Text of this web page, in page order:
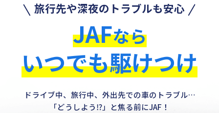
旅行先や深夜のトラブルも安心
JAFなら
いつでも駆けつけ
ドライブ中、旅行中、外出先での車のトラブル…
「どうしよう⁉」と焦る前にJAF！